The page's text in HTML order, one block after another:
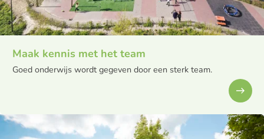
Maak kennis met het team
Goed onderwijs wordt gegeven door een sterk team.